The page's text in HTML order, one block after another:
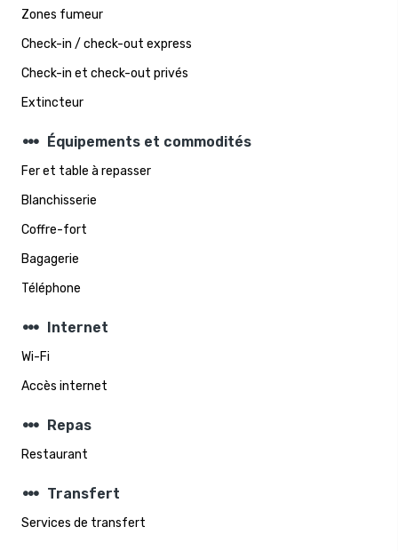
Zones fumeur
Check-in / check-out express
Check-in et check-out privés
Extincteur
steppers Équipements et commodités
Fer et table à repasser
Blanchisserie
Coffre-fort
Bagagerie
Téléphone
steppers Internet
Wi-Fi
Accès internet
steppers Repas
Restaurant
steppers Transfert
Services de transfert